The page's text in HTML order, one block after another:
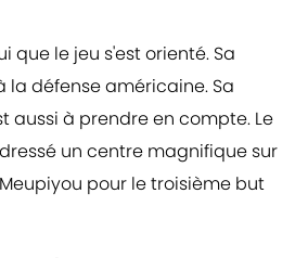
que le jeu s'est orienté. Sa
la défense américaine. Sa
aussi à prendre en compte. Le
un centre magnifique sur
pour le troisième but